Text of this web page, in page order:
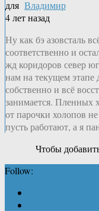
для Владимир
4 лет назад
Ну как бэ азовсталь
соответственно и
жд коридоров север
нам на текущем этапе
собственно и всё
занимается. Пленных
от парочки холопов
пусть работают, а я
Чтобы
Follow: